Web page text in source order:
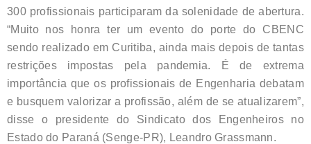
300 profissionais participaram da solenidade de abertura.
“Muito nos honra ter um evento do porte do CBENC
sendo realizado em Curitiba, ainda mais depois de tantas
restrições impostas pela pandemia. É de extrema
importância que os profissionais de Engenharia debatam
e busquem valorizar a profissão, além de se atualizarem”,
disse o presidente do Sindicato dos Engenheiros no
Estado do Paraná (Senge-PR), Leandro Grassmann.